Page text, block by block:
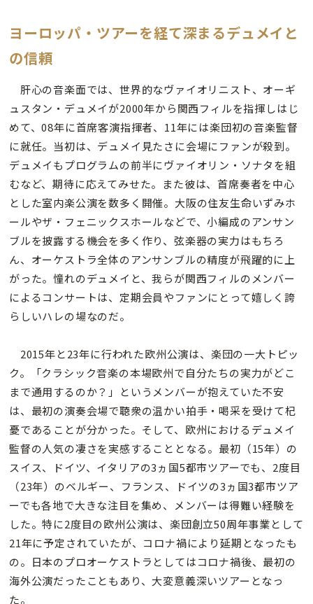
ヨーロッパ・ツアーを経て深まるデュメイと
の信頼
肝心の音楽面では、世界的なヴァイオリニスト、オーギ
ュスタン・デュメイが2000年から関西フィルを指揮しはじ
めて、08年に首席客演指揮者、11年には楽団初の音楽監督
に就任。当初は、デュメイ見たさに会場にファンが殺到。
デュメイもプログラムの前半にヴァイオリン・ソナタを組
むなど、期待に応えてみせた。また彼は、首席奏者を中心
とした室内楽公演を数多く開催。大阪の住友生命いずみホ
ールやザ・フェニックスホールなどで、小編成のアンサン
ブルを披露する機会を多く作り、弦楽器の実力はもちろ
ん、オーケストラ全体のアンサンブルの精度が飛躍的に上
がった。憧れのデュメイと、我らが関西フィルのメンバー
によるコンサートは、定期会員やファンにとって嬉しく誇
らしいハレの場なのだ。
2015年と23年に行われた欧州公演は、楽団の一大トピッ
ク。「クラシック音楽の本場欧州で自分たちの実力がどこ
まで通用するのか？」というメンバーが抱えていた不安
は、最初の演奏会場で聴衆の温かい拍手・喝采を受けて杞
憂であることが分かった。そして、欧州におけるデュメイ
監督の人気の凄さを実感することとなる。最初（15年）の
スイス、ドイツ、イタリアの3ヵ国5都市ツアーでも、2度目
（23年）のベルギー、フランス、ドイツの3ヵ国3都市ツア
ーでも各地で大きな注目を集め、メンバーは得難い経験を
した。特に2度目の欧州公演は、楽団創立50周年事業として
21年に予定されていたが、コロナ禍により延期となったも
の。日本のプロオーケストラとしてはコロナ禍後、最初の
海外公演だったこともあり、大変意義深いツアーとなっ
た。